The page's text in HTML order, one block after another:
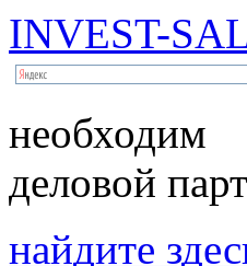
INVEST-
необходим
деловой
найдите